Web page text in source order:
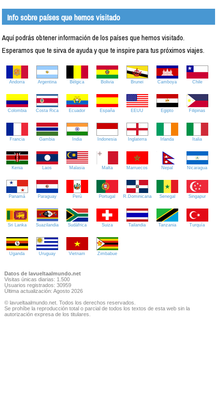
Info sobre países que hemos visitado
Aquí podrás obtener información de los países que hemos visitado.
Esperamos que te sirva de ayuda y que te inspire para tus próximos viajes.
Andorra Argentina Bélgica Bolivia Brunei Camboya Chile
Colombia Costa Rica Ecuador España EEUU Egipto Filipinas
Francia Gambia India Indonesia Inglaterra Irlanda Italia
Kenia Laos Malasia Malta Marruecos Nepal Nicaragua
Panamá Paraguay Perú Portugal R.Dominicana Senegal Singapur
Sri Lanka Suazilandia Sudáfrica Suiza Tailandia Tanzania Turquía
Uganda Uruguay Vietnam Zimbabue
Datos de lavueltaalmundo.net
Visitas únicas diarias: 1.500
Usuarios registrados: 30959
Última actualización: Agosto 2026
© lavueltaalmundo.net. Todos los derechos reservados.
Se prohíbe la reproducción total o parcial de todos los textos de esta web sin la
autorización expresa de los titulares.